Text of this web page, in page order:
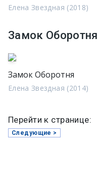
Елена Звездная (2018)
Замок Оборотня
Замок Оборотня
Елена Звездная (2014)
Перейти к странице:
Следующие >